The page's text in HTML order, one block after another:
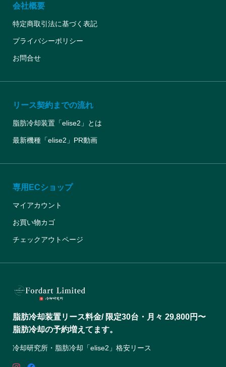
会社概要
特定商取引法に基づく表記
プライバシーポリシー
お問合せ
リース契約までの流れ
脂肪冷却装置「elise2」とは
最新機種「elise2」PR動画
専用ECショップ
マイアカウント
お買い物カゴ
チェックアウトページ
脂肪冷却装置リース料金/ 限定30台・月々 29,800円〜
脂肪冷却の予約増えてます。
冷却研究所・脂肪冷却「elise2」格安リース